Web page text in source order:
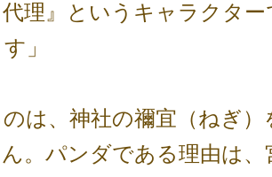
理』というキャラクタ
」
は、神社の禰宜（ねぎ）
。パンダである理由は